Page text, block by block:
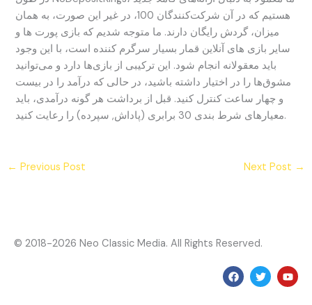
هستیم که در آن شرکت‌کنندگان 100، در غیر این صورت، به همان
میزان، گردش رایگان دارند. ما متوجه شدیم که بازی پورت ها و
سایر بازی های آنلاین قمار بسیار سرگرم کننده است، با این وجود
باید معقولانه انجام شود. این ترکیبی از بازی‌ها دارد و می‌توانید
مشوق‌ها را در اختیار داشته باشید، در حالی که درآمد را در بیست
و چهار ساعت کنترل کنید. قبل از برداشت هر گونه درآمدی، باید
معیارهای شرط بندی 30 برابری (پاداش, سپرده) را رعایت کنید.
← Previous Post Next Post →
© 2018-2026 Neo Classic Media. All Rights Reserved.
F
a
c
T
w
i
Y
o
u